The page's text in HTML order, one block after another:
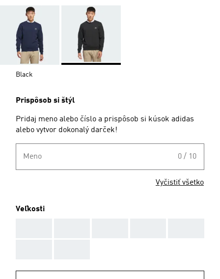
Black
Prispôsob si štýl
Pridaj meno alebo číslo a prispôsob si kúsok adidas
alebo vytvor dokonalý darček!
Meno 0 / 10
Vyčistiť všetko
Veľkosti